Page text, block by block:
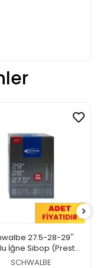
27.5-28-29''
İğne Sibop (Presta)
Extralight İç Lastik
SCHWALBE